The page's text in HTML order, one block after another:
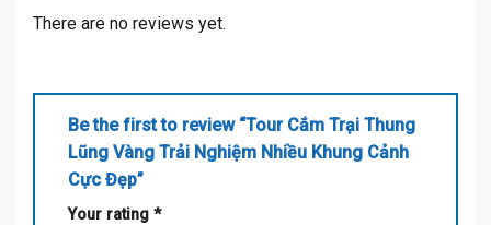
There are no reviews yet.
Be the first to review “Tour Cắm Trại Thung
Lũng Vàng Trải Nghiệm Nhiều Khung Cảnh
Cực Đẹp”
Your rating *